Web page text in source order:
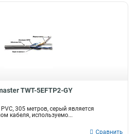
TWT-5EFTP2-GY
PVC, 305 метров, серый является
кабеля, используемо...
Сравнить